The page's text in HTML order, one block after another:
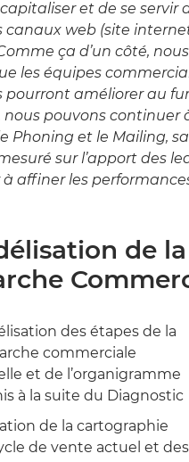
et de se servir
canaux web (site
ça d’un côté,
les équipes
pourront améliorer au
nous pouvons continuer
Phoning et le Mailing,
sur l’apport des
affiner les
de la
des étapes de la
commerciale
et de l’organigramme
à la suite du Diagnostic
de la cartographie
de vente actuel et des